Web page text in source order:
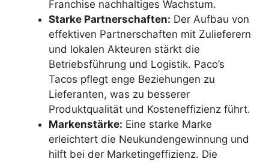
Franchise nachhaltiges Wachstum.
Starke Partnerschaften: Der Aufbau von
effektiven Partnerschaften mit Zulieferern
und lokalen Akteuren stärkt die
Betriebsführung und Logistik. Paco’s
Tacos pflegt enge Beziehungen zu
Lieferanten, was zu besserer
Produktqualität und Kosteneffizienz führt.
Markenstärke: Eine starke Marke
erleichtert die Neukundengewinnung und
hilft bei der Marketingeffizienz. Die